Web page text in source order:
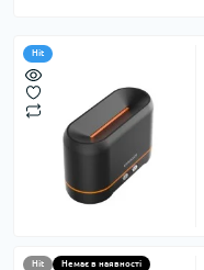
Hit
Hit Немає в наявності